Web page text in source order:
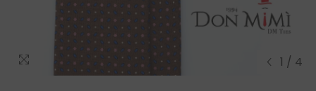
1 / 4